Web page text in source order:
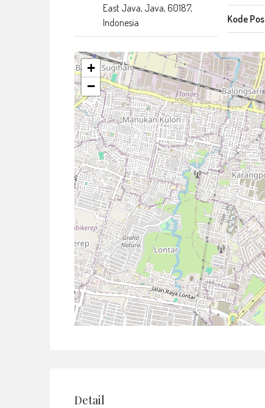
East Java, Java, 60187,
Indonesia
Kode Pos
+
−
Detail